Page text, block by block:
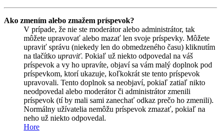
Ako zmením alebo zmažem príspevok?
V prípade, že nie ste moderátor alebo administrátor, tak
môžete upravovať alebo mazať len svoje príspevky. Môžete
upraviť správu (niekedy len do obmedzeného času) kliknutím
na tlačítko upraviť. Pokiaľ už niekto odpovedal na váš
príspevok a vy ho upravíte, objaví sa vám malý doplnok pod
príspevkom, ktorí ukazuje, koľkokrát ste tento príspevok
upravovali. Tento doplnok sa neobjaví, pokiaľ zatiaľ nikto
neodpovedal alebo moderátor či administrátor zmenili
príspevok (tí by mali sami zanechať odkaz prečo ho zmenili).
Normálny užívatelia nemôžu príspevok zmazať, pokiaľ na
neho už niekto odpovedal.
Hore